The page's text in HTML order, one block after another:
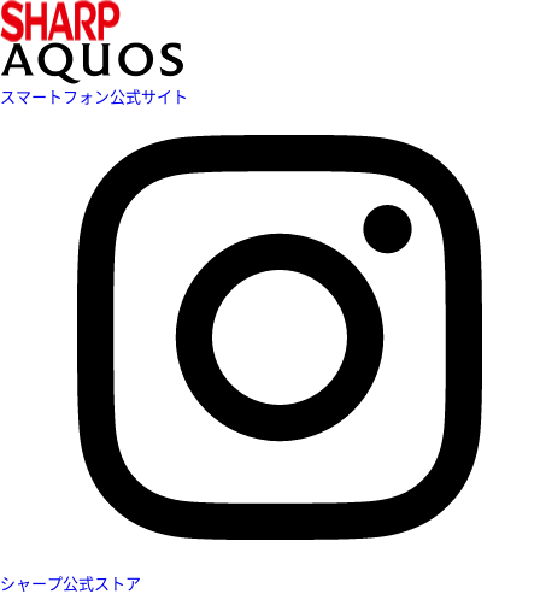
スマートフォン公式サイト
シャープ公式ストア